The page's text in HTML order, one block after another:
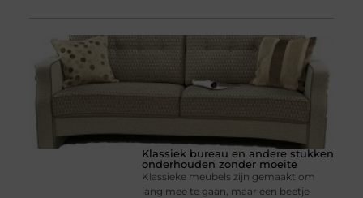
Klassiek bureau en andere stukken
onderhouden zonder moeite
Klassieke meubels zijn gemaakt om
lang mee te gaan, maar een beetje